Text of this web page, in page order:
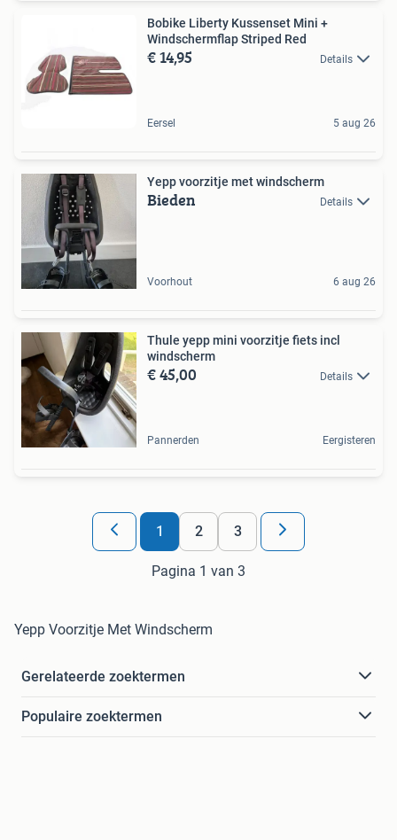
Bobike Liberty Kussenset Mini +
Windschermflap Striped Red
€ 14,95 Details
Eersel 5 aug 26
Yepp voorzitje met windscherm
Bieden Details
Voorhout 6 aug 26
Thule yepp mini voorzitje fiets incl
windscherm
€ 45,00 Details
Pannerden Eergisteren
1 2 3
Pagina 1 van 3
Yepp Voorzitje Met Windscherm
Gerelateerde zoektermen
Populaire zoektermen